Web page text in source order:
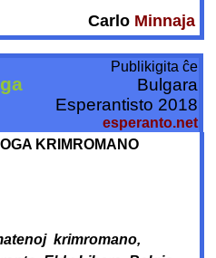
Carlo Minnaja
Publikigita ĉe
Bulgara
Esperantisto 2018
esperanto.net
KRIMROMANO
 krimromano,